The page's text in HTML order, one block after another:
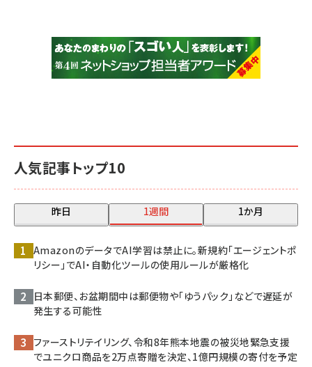
人気記事トップ10
昨日 1週間 1か月
AmazonのデータでAI学習は禁止に。新規約「エージェントポ
リシー」でAI・自動化ツールの使用ルールが厳格化
日本郵便、お盆期間中は郵便物や「ゆうパック」などで遅延が
発生する可能性
ファーストリテイリング、令和8年熊本地震の被災地緊急支援
でユニクロ商品を2万点寄贈を決定、1億円規模の寄付を予定